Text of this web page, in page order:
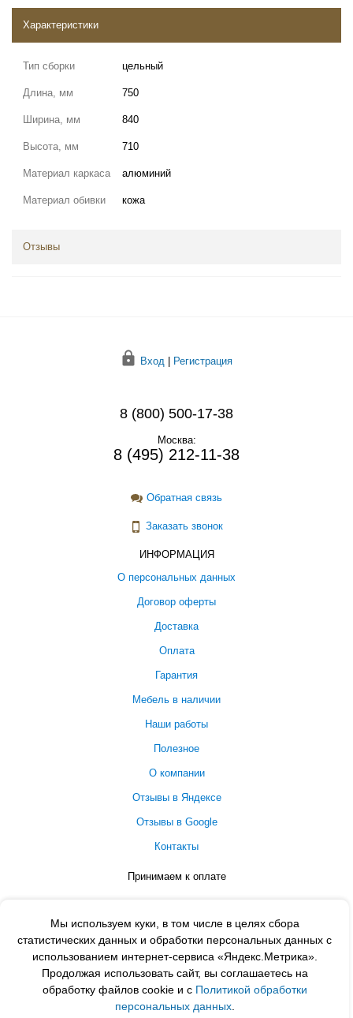
Характеристики
Тип сборки цельный
Длина, мм 750
Ширина, мм 840
Высота, мм 710
Материал каркаса алюминий
Материал обивки кожа
Отзывы
Мы используем куки, в том числе в целях сбора
статистических данных и обработки персональных данных с
использованием интернет-сервиса «Яндекс.Метрика».
Продолжая использовать сайт, вы соглашаетесь на
обработку файлов cookie и с Политикой обработки
персональных данных.
Вход | Регистрация
8 (800) 500-17-38
Москва:
8 (495) 212-11-38
Обратная связь
Заказать звонок
ИНФОРМАЦИЯ
О персональных данных
Договор оферты
Доставка
Оплата
Гарантия
Мебель в наличии
Наши работы
Полезное
О компании
Отзывы в Яндексе
Отзывы в Google
Контакты
Принимаем к оплате